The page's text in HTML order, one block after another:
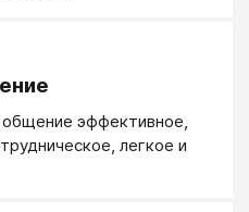
эффективное,
легкое и